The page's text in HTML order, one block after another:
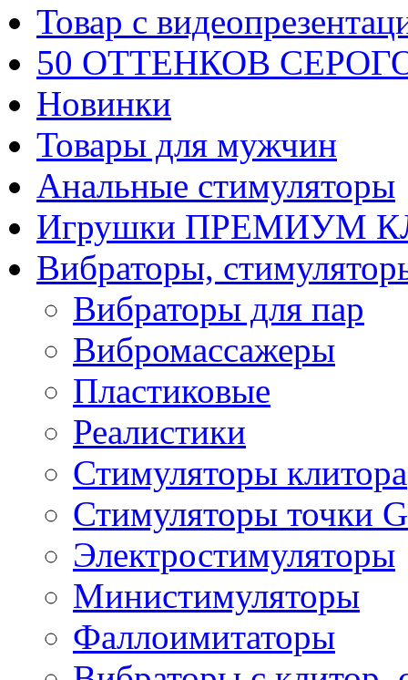
Товар с
50 ОТТЕНКОВ
Новинки
Товары для мужчин
Анальные стимуляторы
Игрушки ПРЕМИУМ
Вибраторы,
Вибраторы для пар
Вибромассажеры
Пластиковые
Реалистики
Стимуляторы клитора
Стимуляторы точки G
Электростимуляторы
Министимуляторы
Фаллоимитаторы